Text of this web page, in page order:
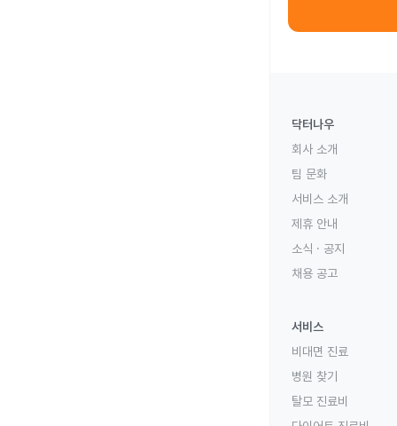
닥터나우
회사 소개
팀 문화
서비스 소개
제휴 안내
소식 · 공지
채용 공고
서비스
비대면 진료
병원 찾기
탈모 진료비